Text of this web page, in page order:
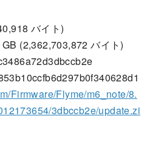
バイト)
(2,362,703,872 バイト)
Firmware/Flyme/m6_note/8.
3dbccb2e/update.zi